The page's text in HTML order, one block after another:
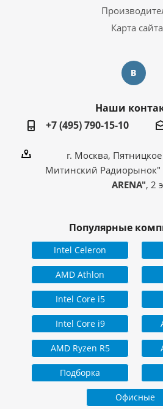
Дополнительная
Информация о гарантии
Страна производитель
Карта сайта
Наши
+7 (495) 790-15-10
г. Москва,
Митинский Радиорынок"
ARENA", 2
Популярные
Intel Celeron
AMD Athlon
Intel Core i5
Intel Core i9
AMD Ryzen R5
Подборка
Офисные